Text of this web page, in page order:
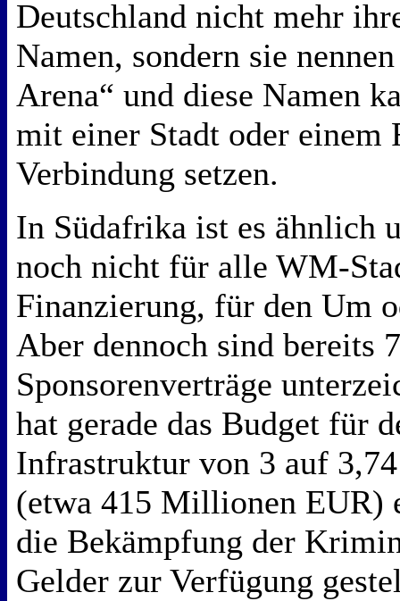
Deutschland nicht mehr
Namen, sondern sie
Arena“ und diese Namen
mit einer Stadt oder einem
Verbindung setzen.
In Südafrika ist es ähnlich
noch nicht für alle WM-
Finanzierung, für den Um
Aber dennoch sind bereits
Sponsorenverträge
hat gerade das Budget für
Infrastruktur von 3 auf
(etwa 415 Millionen EUR)
die Bekämpfung der
Gelder zur Verfügung